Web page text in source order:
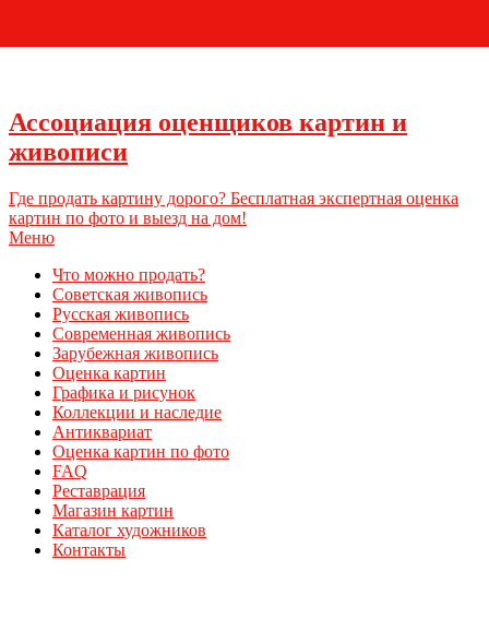
Ассоциация оценщиков картин и
живописи
Где продать картину дорого? Бесплатная экспертная оценка
картин по фото и выезд на дом!
Меню
Что можно продать?
Советская живопись
Русская живопись
Современная живопись
Зарубежная живопись
Оценка картин
Графика и рисунок
Коллекции и наследие
Антиквариат
Оценка картин по фото
FAQ
Реставрация
Магазин картин
Каталог художников
Контакты